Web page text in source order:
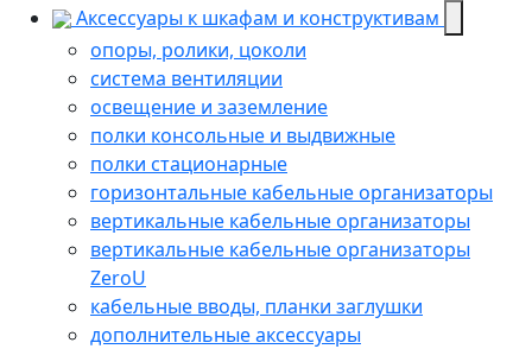
Аксессуары к шкафам и конструктивам
опоры, ролики, цоколи
cистема вентиляции
освещение и заземление
полки консольные и выдвижные
полки стационарные
горизонтальные кабельные организаторы
вертикальные кабельные организаторы
вертикальные кабельные организаторы
ZeroU
кабельные вводы, планки заглушки
дополнительные аксессуары